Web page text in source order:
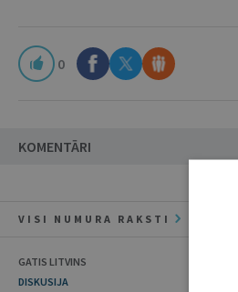
0
KOMENTĀRI
VISI NUMURA RAKSTI
GATIS LITVINS
DISKUSIJA